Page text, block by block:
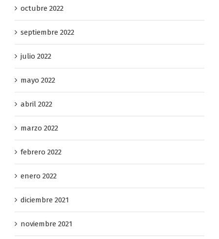
octubre 2022
septiembre 2022
julio 2022
mayo 2022
abril 2022
marzo 2022
febrero 2022
enero 2022
diciembre 2021
noviembre 2021